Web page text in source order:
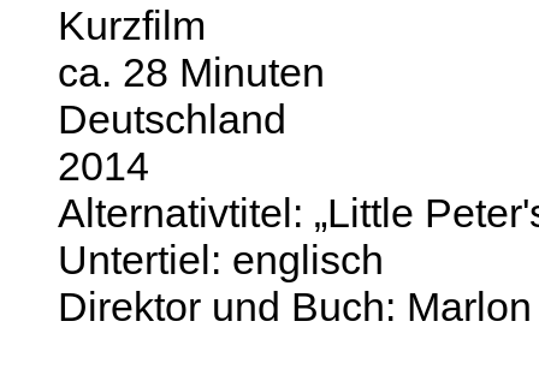
Kurzfilm
ca. 28 Minuten
Deutschland
2014
Alternativtitel: „Little
Untertiel: englisch
Direktor und Buch: